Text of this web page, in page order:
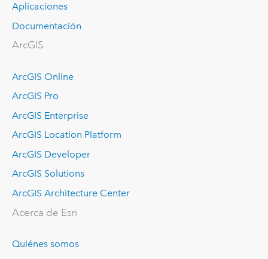
Aplicaciones
Documentación
ArcGIS
ArcGIS Online
ArcGIS Pro
ArcGIS Enterprise
ArcGIS Location Platform
ArcGIS Developer
ArcGIS Solutions
ArcGIS Architecture Center
Acerca de Esri
Quiénes somos